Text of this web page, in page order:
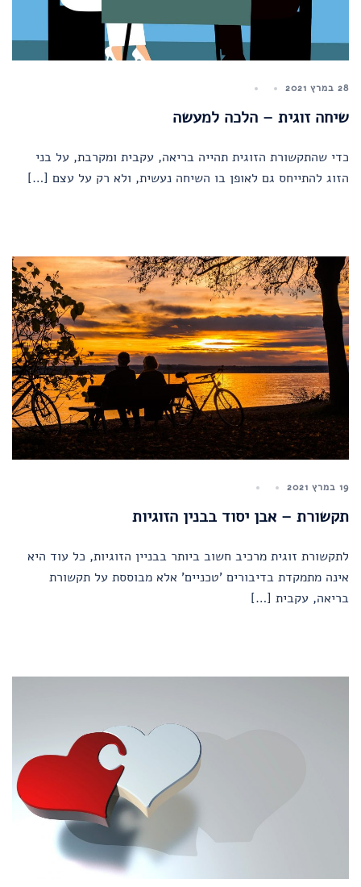
28 במרץ 2021
שיחה זוגית – הלכה למעשה
כדי שהתקשורת הזוגית תהייה בריאה, עקבית ומקרבת, על בני
הזוג להתייחס גם לאופן בו השיחה נעשית, ולא רק על עצם […]
19 במרץ 2021
תקשורת – אבן יסוד בבנין הזוגיות
לתקשורת זוגית מרכיב חשוב ביותר בבניין הזוגיות, כל עוד היא
אינה מתמקדת בדיבורים 'טכניים' אלא מבוססת על תקשורת
בריאה, עקבית […]